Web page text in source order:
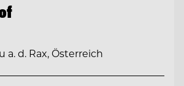
a. d. Rax, Österreich